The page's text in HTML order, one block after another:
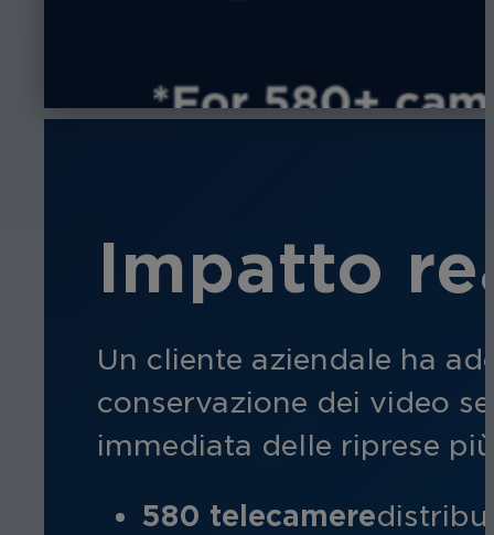
Impatto
Un cliente aziendale ha
conservazione dei video
immediata delle riprese
580 telecamere